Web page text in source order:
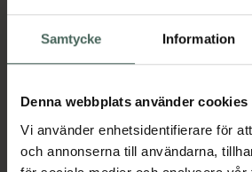
Samtycke Information
Denna webbplats använder cookies
Vi använder enhetsidentifierare för
och annonserna till användarna,
Pris
Köp båda